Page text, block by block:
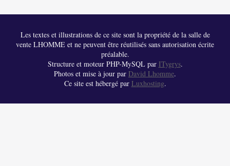
Les textes et illustrations de ce site sont la propriété de la salle de
vente LHOMME et ne peuvent être réutilisés sans autorisation écrite
préalable.
Structure et moteur PHP-MySQL par ITygrys.
Photos et mise à jour par David Lhomme.
Ce site est hébergé par Luxhosting.